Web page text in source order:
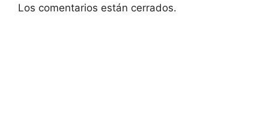
Los comentarios están cerrados.